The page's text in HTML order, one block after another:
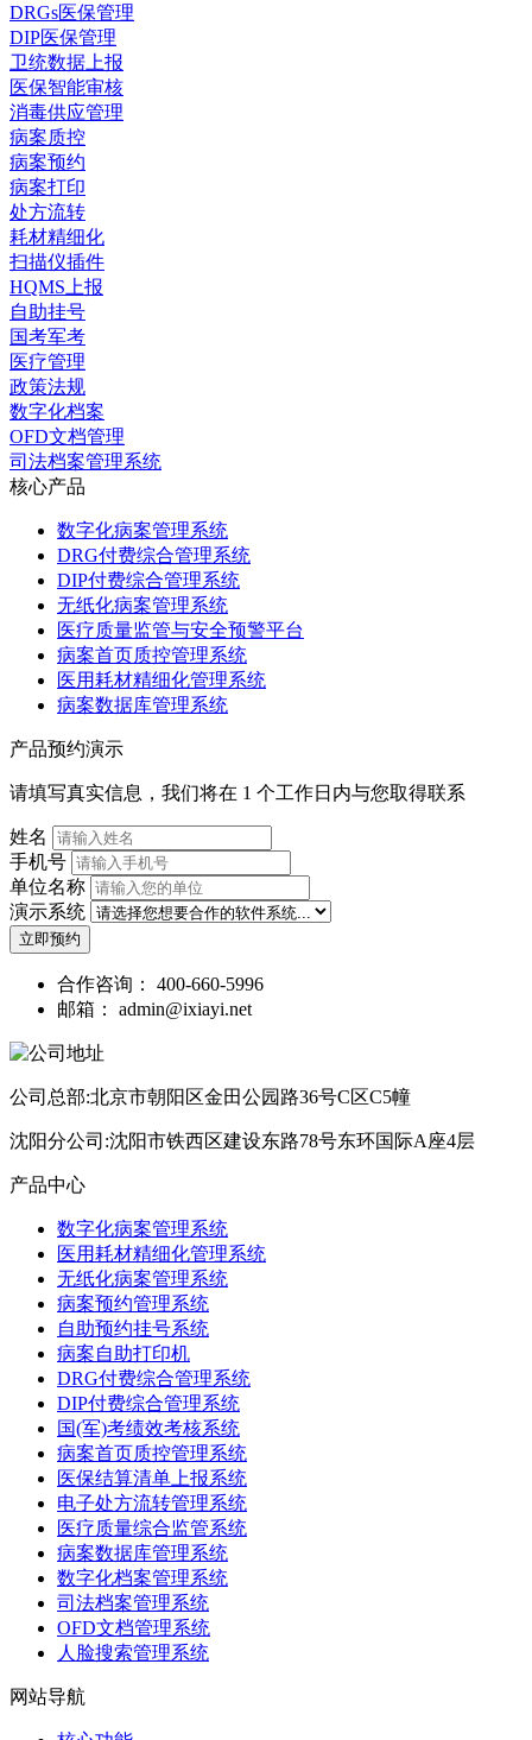
DRGs医保管理
DIP医保管理
卫统数据上报
医保智能审核
消毒供应管理
病案质控
病案预约
病案打印
处方流转
耗材精细化
扫描仪插件
HQMS上报
自助挂号
国考军考
医疗管理
政策法规
数字化档案
OFD文档管理
司法档案管理系统
核心产品
数字化病案管理系统
DRG付费综合管理系统
DIP付费综合管理系统
无纸化病案管理系统
医疗质量监管与安全预警平台
病案首页质控管理系统
医用耗材精细化管理系统
病案数据库管理系统
产品预约演示
请填写真实信息，我们将在 1 个工作日内与您取得联系
姓名
手机号
单位名称
演示系统
立即预约
合作咨询： 400-660-5996
邮箱： admin@ixiayi.net
公司总部:北京市朝阳区金田公园路36号C区C5幢
沈阳分公司:沈阳市铁西区建设东路78号东环国际A座4层
产品中心
数字化病案管理系统
医用耗材精细化管理系统
无纸化病案管理系统
病案预约管理系统
自助预约挂号系统
病案自助打印机
DRG付费综合管理系统
DIP付费综合管理系统
国(军)考绩效考核系统
病案首页质控管理系统
医保结算清单上报系统
电子处方流转管理系统
医疗质量综合监管系统
病案数据库管理系统
数字化档案管理系统
司法档案管理系统
OFD文档管理系统
人脸搜索管理系统
网站导航